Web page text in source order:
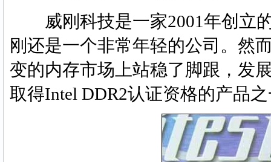
威刚科技是一家2001年创立的
刚还是一个非常年轻的公司。然
变的内存市场上站稳了脚跟，发
取得Intel DDR2认证资格的产品